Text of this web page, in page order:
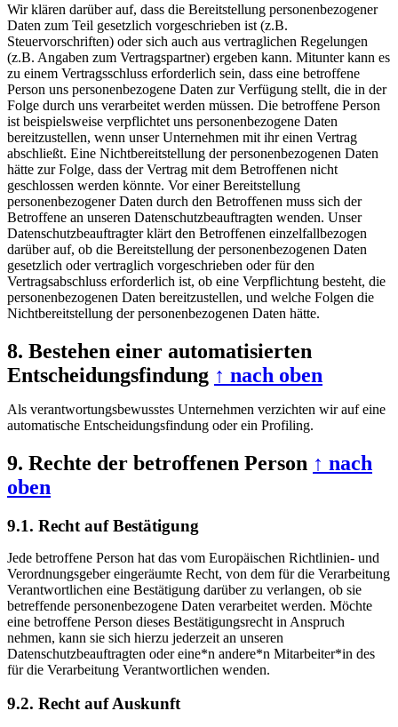
Wir klären darüber auf, dass die Bereitstellung personenbezogener
Daten zum Teil gesetzlich vorgeschrieben ist (z.B.
Steuervorschriften) oder sich auch aus vertraglichen Regelungen
(z.B. Angaben zum Vertragspartner) ergeben kann. Mitunter kann es
zu einem Vertragsschluss erforderlich sein, dass eine betroffene
Person uns personenbezogene Daten zur Verfügung stellt, die in der
Folge durch uns verarbeitet werden müssen. Die betroffene Person
ist beispielsweise verpflichtet uns personenbezogene Daten
bereitzustellen, wenn unser Unternehmen mit ihr einen Vertrag
abschließt. Eine Nichtbereitstellung der personenbezogenen Daten
hätte zur Folge, dass der Vertrag mit dem Betroffenen nicht
geschlossen werden könnte. Vor einer Bereitstellung
personenbezogener Daten durch den Betroffenen muss sich der
Betroffene an unseren Datenschutzbeauftragten wenden. Unser
Datenschutzbeauftragter klärt den Betroffenen einzelfallbezogen
darüber auf, ob die Bereitstellung der personenbezogenen Daten
gesetzlich oder vertraglich vorgeschrieben oder für den
Vertragsabschluss erforderlich ist, ob eine Verpflichtung besteht, die
personenbezogenen Daten bereitzustellen, und welche Folgen die
Nichtbereitstellung der personenbezogenen Daten hätte.
8. Bestehen einer automatisierten
Entscheidungsfindung ↑ nach oben
Als verantwortungsbewusstes Unternehmen verzichten wir auf eine
automatische Entscheidungsfindung oder ein Profiling.
9. Rechte der betroffenen Person ↑ nach
oben
9.1. Recht auf Bestätigung
Jede betroffene Person hat das vom Europäischen Richtlinien- und
Verordnungsgeber eingeräumte Recht, von dem für die Verarbeitung
Verantwortlichen eine Bestätigung darüber zu verlangen, ob sie
betreffende personenbezogene Daten verarbeitet werden. Möchte
eine betroffene Person dieses Bestätigungsrecht in Anspruch
nehmen, kann sie sich hierzu jederzeit an unseren
Datenschutzbeauftragten oder eine*n andere*n Mitarbeiter*in des
für die Verarbeitung Verantwortlichen wenden.
9.2. Recht auf Auskunft